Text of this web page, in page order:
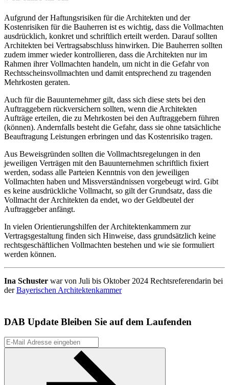
Aufgrund der Haftungsrisiken für die Architekten und der
Kostenrisiken für die Bauherren ist es wichtig, dass die Vollmachten
ausdrücklich, konkret und schriftlich erteilt werden. Darauf sollten
Architekten bei Vertragsabschluss hinwirken. Die Bauherren sollten
zudem immer wieder kontrollieren, dass die Architekten nur im
Rahmen ihrer Vollmachten handeln, um nicht in die Gefahr von
Rechtsscheinsvollmachten und damit entsprechend zu tragenden
Mehrkosten geraten.
Auch für die Bauunternehmer gilt, dass sich diese stets bei den
Auftraggebern rückversichern sollten, wenn die Architekten
Aufträge erteilen, die zu Mehrkosten bei den Auftraggebern führen
(können). Andernfalls besteht die Gefahr, dass sie ohne tatsächliche
Beauftragung Leistungen erbringen und das Kostenrisiko tragen.
Aus Beweisgründen sollten die Vollmachtsregelungen in den
jeweiligen Verträgen mit den Bauunternehmen schriftlich fixiert
werden, sodass alle Parteien Kenntnis von den jeweiligen
Vollmachten haben und Missverständnissen vorgebeugt wird. Gibt
es keine ausdrückliche Vollmacht, so gilt der Grundsatz, dass die
Vollmacht der Architekten da endet, wo der Geldbeutel der
Auftraggeber anfängt.
In vielen Orientierungshilfen der Architektenkammern zur
Vertragsgestaltung finden sich Hinweise, dass grundsätzlich keine
rechtsgeschäftlichen Vollmachten bestehen und wie sie formuliert
werden können.
Ina Schuster war von Juli bis Oktober 2024 Rechtsreferendarin bei
derBayerischen Architektenkammer
DAB Update Bleiben Sie auf dem Laufenden